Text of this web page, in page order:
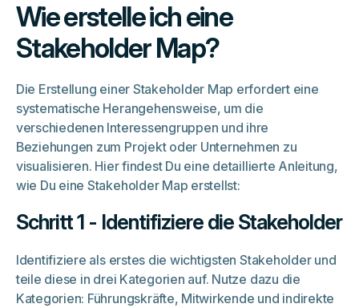
Wie erstelle ich eine
Stakeholder Map?
Die Erstellung einer Stakeholder Map erfordert eine
systematische Herangehensweise, um die
verschiedenen Interessengruppen und ihre
Beziehungen zum Projekt oder Unternehmen zu
visualisieren. Hier findest Du eine detaillierte Anleitung,
wie Du eine Stakeholder Map erstellst:
Schritt 1 - Identifiziere die Stakeholder
Identifiziere als erstes die wichtigsten Stakeholder und
teile diese in drei Kategorien auf. Nutze dazu die
Kategorien: Führungskräfte, Mitwirkende und indirekte